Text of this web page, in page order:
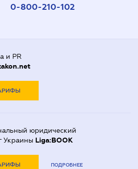
0-800-210-102
и PR
юридический
Украины Liga:BOOK
ПОДРОБНЕЕ